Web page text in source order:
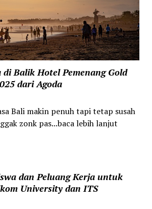
Balik Hotel Pemenang Gold
dari Agoda
Bali makin penuh tapi tetap susah
zonk pas...baca lebih lanjut
dan Peluang Kerja untuk
University dan ITS